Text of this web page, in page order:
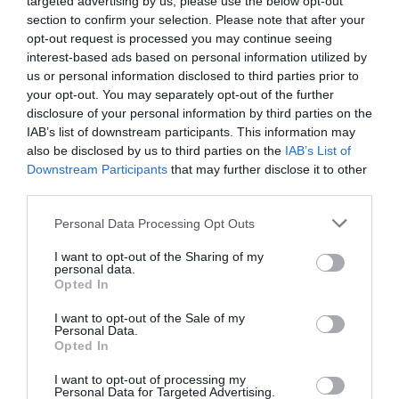
section to confirm your selection. Please note that after your
opt-out request is processed you may continue seeing
interest-based ads based on personal information utilized by
us or personal information disclosed to third parties prior to
your opt-out. You may separately opt-out of the further
disclosure of your personal information by third parties on the
IAB’s list of downstream participants. This information may
also be disclosed by us to third parties on the IAB’s List of
Downstream Participants that may further disclose it to other
Personal Data Processing Opt Outs
I want to opt-out of the Sharing of my
personal data.
Opted In
I want to opt-out of the Sale of my
Personal Data.
Opted In
I want to opt-out of processing my
Personal Data for Targeted Advertising.
zaznajamiając się z lokalną fauną i florą,
a także ciesząc się ekologicznym
transportem na pokładzie łodzi zasilanej
energią słoneczną.
przedstawimy najlepsze miejsca, w
których możesz zasmakować w
autentycznych potrawach, a także
podzielimy się praktycznymi
wskazówkami, aby Twoja kulinarna
podróż po Faro była niezapomniana.
Zaplanuj swoją
podróż do Faro!
Odkryj wszystkie uroki Faro i
skorzystaj z naszej pomocy w
zaplanowaniu idealnej wycieczki.